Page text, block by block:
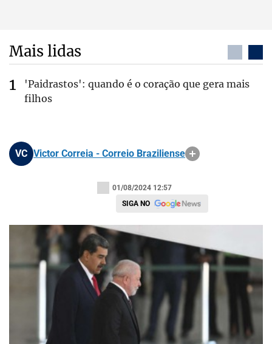
Mais lidas
'Paidrastos': quando é o coração que gera mais
filhos
VC Victor Correia - Correio Braziliense
01/08/2024 12:57
SIGA NO